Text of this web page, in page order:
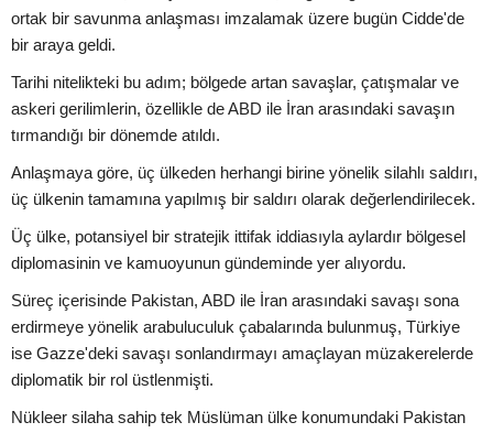
ortak bir savunma anlaşması imzalamak üzere bugün Cidde'de
bir araya geldi.
Tarihi nitelikteki bu adım; bölgede artan savaşlar, çatışmalar ve
askeri gerilimlerin, özellikle de ABD ile İran arasındaki savaşın
tırmandığı bir dönemde atıldı.
Anlaşmaya göre, üç ülkeden herhangi birine yönelik silahlı saldırı,
üç ülkenin tamamına yapılmış bir saldırı olarak değerlendirilecek.
Üç ülke, potansiyel bir stratejik ittifak iddiasıyla aylardır bölgesel
diplomasinin ve kamuoyunun gündeminde yer alıyordu.
Süreç içerisinde Pakistan, ABD ile İran arasındaki savaşı sona
erdirmeye yönelik arabuluculuk çabalarında bulunmuş, Türkiye
ise Gazze'deki savaşı sonlandırmayı amaçlayan müzakerelerde
diplomatik bir rol üstlenmişti.
Nükleer silaha sahip tek Müslüman ülke konumundaki Pakistan